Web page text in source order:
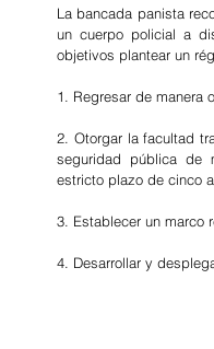
La bancada panista
un cuerpo policial a
objetivos plantear un
1. Regresar de manera
2. Otorgar la facultad
seguridad pública de
estricto plazo de cinco
3. Establecer un marco
4. Desarrollar y